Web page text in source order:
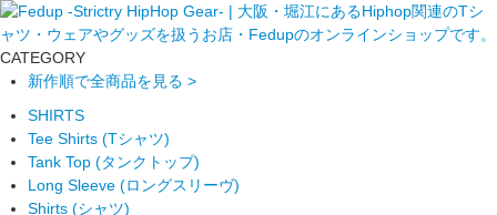
CATEGORY
新作順で全商品を見る >
SHIRTS
Tee Shirts (Tシャツ)
Tank Top (タンクトップ)
Long Sleeve (ロングスリーヴ)
Shirts (シャツ)